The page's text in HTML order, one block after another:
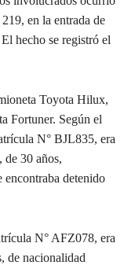
en la entrada de
hecho se registró el
Toyota Hilux,
Fortuner. Según el
N° BJL835, era
, de 30 años,
detenido
N° AFZ078, era
de nacionalidad